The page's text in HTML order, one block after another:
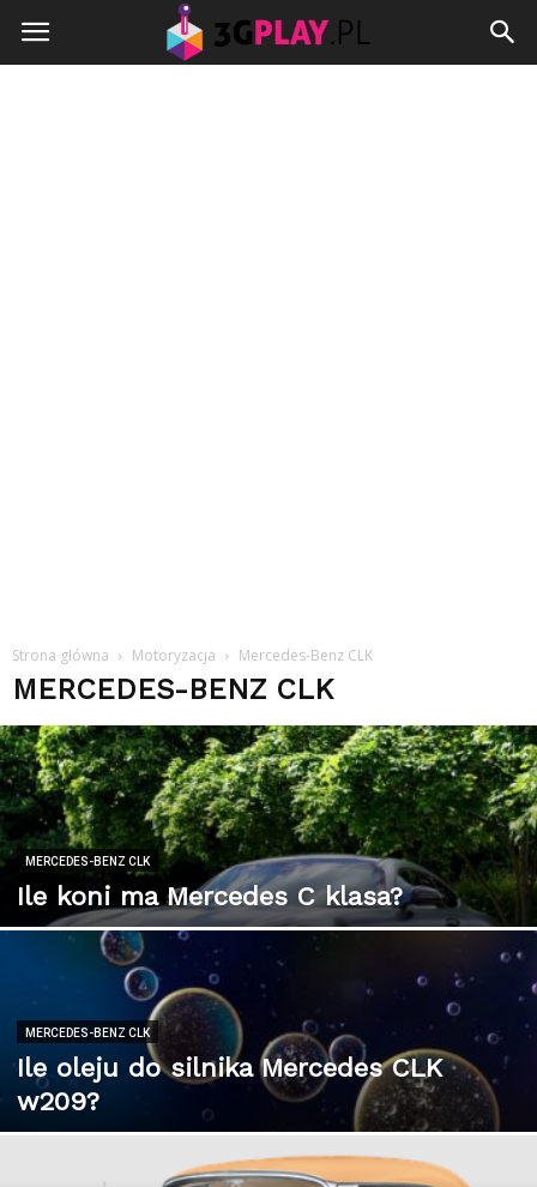
3gplay.pl
Strona główna Motoryzacja Mercedes-Benz CLK
MERCEDES-BENZ CLK
MERCEDES-BENZ CLK
Ile koni ma Mercedes C klasa?
MERCEDES-BENZ CLK
Ile oleju do silnika Mercedes CLK
w209?